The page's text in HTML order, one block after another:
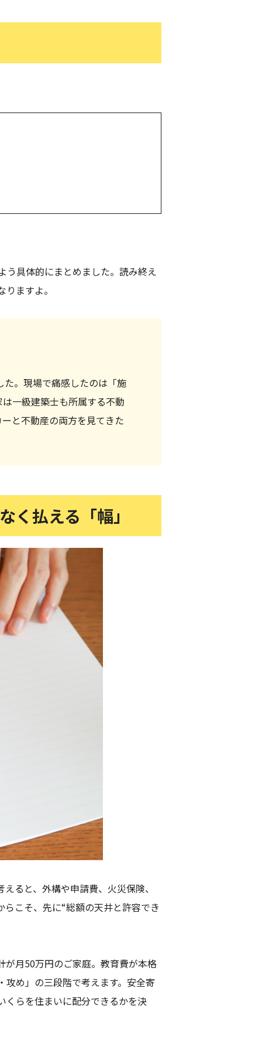
う具体的にまとめました。読み終え
ますよ。
。現場で痛感したのは「施
一級建築士も所属する不動
と不動産の両方を見てきた
く払える「幅」
ると、外構や申請費、火災保険、
こそ、先に“総額の天井と許容でき
が月50万円のご家庭。教育費が本格
め」の三段階で考えます。安全寄
くらを住まいに配分できるかを決